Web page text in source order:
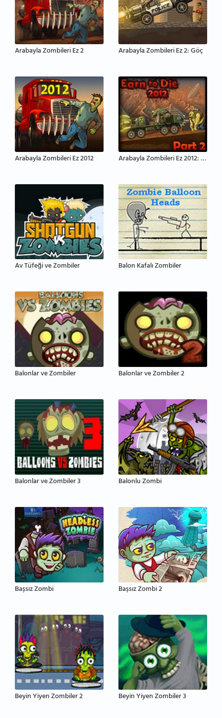
Arabayla Zombileri Ez 2 Arabayla Zombileri Ez 2: Göç
Arabayla Zombileri Ez 2012 Arabayla Zombileri Ez 2012: Bölüm 2
Av Tüfeği ve Zombiler Balon Kafalı Zombiler
Balonlar ve Zombiler Balonlar ve Zombiler 2
Balonlar ve Zombiler 3 Balonlu Zombi
Başsız Zombi Başsız Zombi 2
Beyin Yiyen Zombiler 2 Beyin Yiyen Zombiler 3